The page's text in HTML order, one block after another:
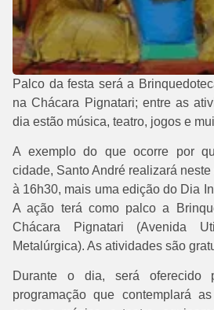
Palco da festa será a
na Chácara Pignatari; entre as
dia estão música, teatro, jogos e
A exemplo do que ocorre por
cidade, Santo André realizará
à 16h30, mais uma edição do Dia
A ação terá como palco a
Chácara Pignatari (Avenida
Metalúrgica). As atividades são
Durante o dia, será oferecido
programação que contemplará